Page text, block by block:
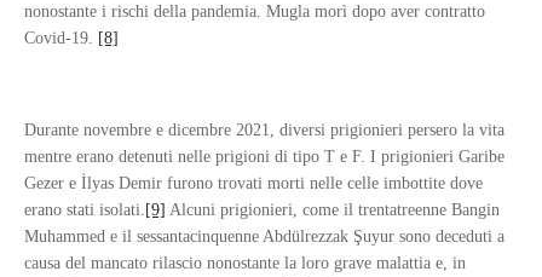
nonostante i rischi della pandemia. Mugla morì dopo aver contratto
Covid-19. [8]
Durante novembre e dicembre 2021, diversi prigionieri persero la vita
mentre erano detenuti nelle prigioni di tipo T e F. I prigionieri Garibe
Gezer e İlyas Demir furono trovati morti nelle celle imbottite dove
erano stati isolati. [9] Alcuni prigionieri, come il trentatreenne Bangin
Muhammed e il sessantacinquenne Abdülrezzak Şuyur sono deceduti a
causa del mancato rilascio nonostante la loro grave malattia e, in